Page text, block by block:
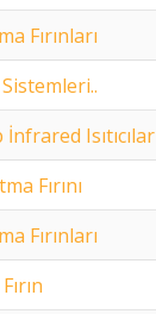
Fırınları
Isıtıcılar
Fırını
Fırınları